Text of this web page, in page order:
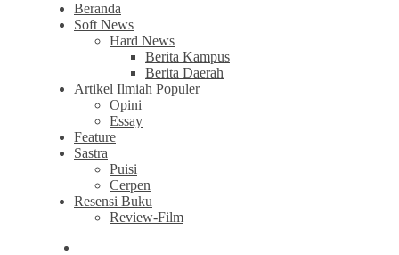
Beranda
Soft News
Hard News
Berita Kampus
Berita Daerah
Artikel Ilmiah Populer
Opini
Essay
Feature
Sastra
Puisi
Cerpen
Resensi Buku
Review-Film